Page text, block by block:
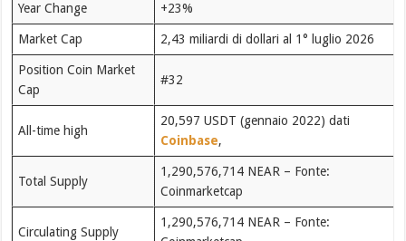
Year Change +23%
Market Cap 2,43 miliardi di dollari al 1° luglio 2026
Position Coin Market
Cap
#32
All-time high
20,597 USDT (gennaio 2022) dati
Coinbase,
Total Supply
1,290,576,714 NEAR – Fonte:
Coinmarketcap
Circulating Supply
1,290,576,714 NEAR – Fonte: